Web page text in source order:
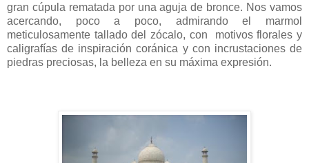
gran cúpula rematada por una aguja de bronce. Nos vamos
acercando, poco a poco, admirando el marmol
meticulosamente tallado del zócalo, con motivos florales y
caligrafías de inspiración coránica y con incrustaciones de
piedras preciosas, la belleza en su máxima expresión.